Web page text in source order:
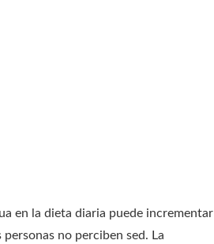
en la dieta diaria puede incrementar
no perciben sed. La